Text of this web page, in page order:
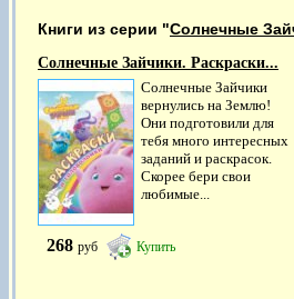
Книги из серии "Солнечные
Солнечные Зайчики. Раскраски...
Солнечные Зайчики
вернулись на Землю!
Они подготовили для
тебя много интересных
заданий и раскрасок.
Скорее бери свои
любимые...
268 руб Купить